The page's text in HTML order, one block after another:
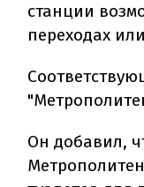
станции
переходах
Он добавил,